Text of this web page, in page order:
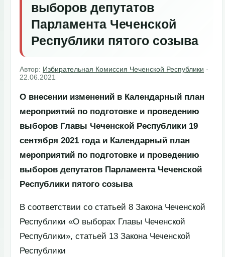
выборов депутатов
Парламента Чеченской
Республики пятого созыва
Автор: Избирательная Комиссия Чеченской Республики ·
22.06.2021
О внесении изменений в Календарный план
мероприятий по подготовке и проведению
выборов Главы Чеченской Республики 19
сентября 2021 года и Календарный план
мероприятий по подготовке и проведению
выборов депутатов Парламента Чеченской
Республики пятого созыва
В соответствии со статьей 8 Закона Чеченской
Республики «О выборах Главы Чеченской
Республики», статьей 13 Закона Чеченской
Республики